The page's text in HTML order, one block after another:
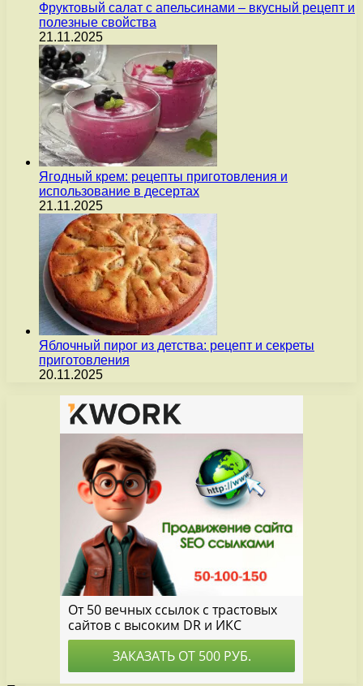
Фруктовый салат с апельсинами – вкусный рецепт и
полезные свойства
21.11.2025
Ягодный крем: рецепты приготовления и
использование в десертах
21.11.2025
Яблочный пирог из детства: рецепт и секреты
приготовления
20.11.2025